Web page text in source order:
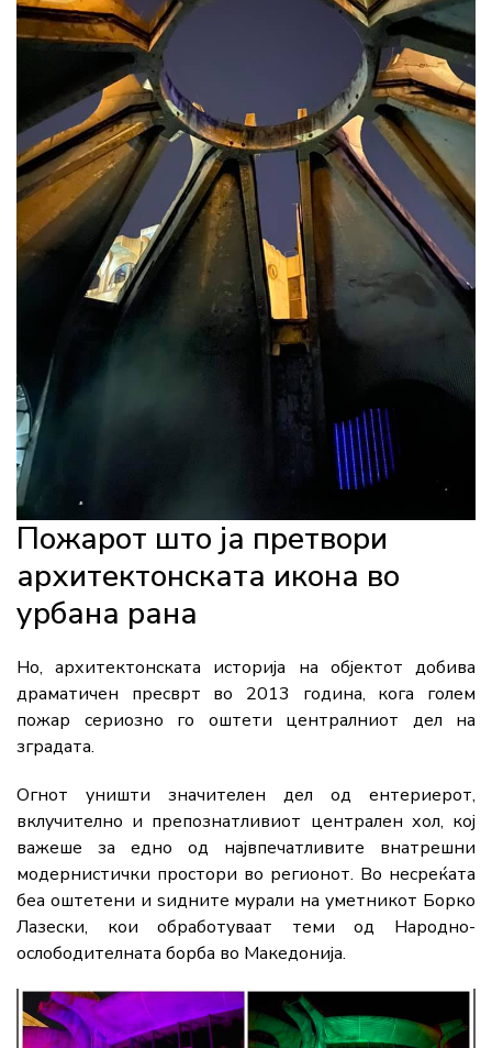
Пожарот што ја претвори
архитектонската икона во
урбана рана
Но, архитектонската историја на објектот добива
драматичен пресврт во 2013 година, кога голем
пожар сериозно го оштети централниот дел на
зградата.
Огнот уништи значителен дел од ентериерот,
вклучително и препознатливиот централeн хол, кој
важеше за едно од највпечатливите внатрешни
модернистички простори во регионот. Во несреќата
беа оштетени и ѕидните мурали на уметникот Борко
Лазески, кои обработуваат теми од Народно-
ослободителната борба во Македонија.